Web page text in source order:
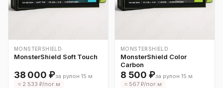
MONSTERSHIELD
MonsterShield Soft Touch
38 000 ₽за рулон 15 м
≈ 2 533 ₽/пог.м
MONSTERSHIELD
MonsterShield Color
Carbon
8 500 ₽за рулон 15 м
≈ 567 ₽/пог.м